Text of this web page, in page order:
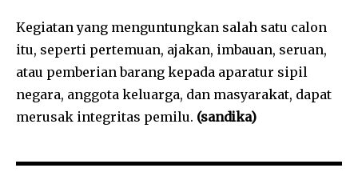
Kegiatan yang menguntungkan salah satu calon
itu, seperti pertemuan, ajakan, imbauan, seruan,
atau pemberian barang kepada aparatur sipil
negara, anggota keluarga, dan masyarakat, dapat
merusak integritas pemilu. (sandika)